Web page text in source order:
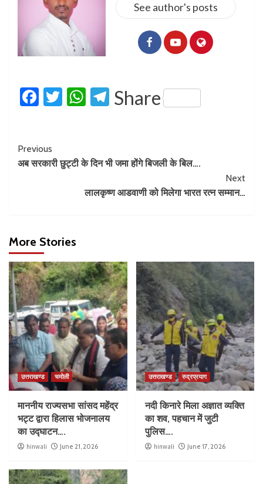
See author's posts
Facebook
Twitter
WhatsApp
Telegram
Share
Previous
अब सरकारी छुट्टी के दिन भी जमा होंगे बिजली के बिल….
Next
लालकृष्ण आडवाणी को मिलेगा भारत रत्न सम्मान…
More Stories
उत्तराखण्ड चमोली
माननीय राज्यसभा सांसद महेंद्र
भट्ट द्वारा हिलास भोजनालय
का उद्घाटन….
hinwali June 21, 2026
उत्तराखण्ड रुद्रप्रयाग
नदी किनारे मिला अज्ञात व्यक्ति
का शव, पहचान में जुटी
पुलिस….
hinwali June 17, 2026